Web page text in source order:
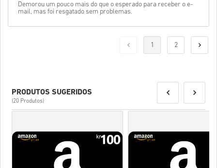
Demorou um pouco mais do que o esperado para receber o e-
mail, mas foi resgatado sem problemas.
1 2
PRODUTOS SUGERIDOS
(20 Produtos)